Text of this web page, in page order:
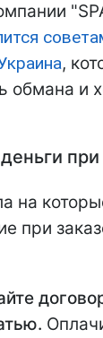
,
обмана и
на
при